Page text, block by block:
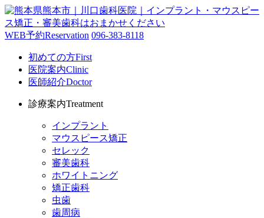
WEB予約Reservation 096-383-8118
初めての方First
医院案内Clinic
医師紹介Doctor
診療案内Treatment
インプラント
マウスピース矯正
セレック
審美歯科
ホワイトニング
矯正歯科
虫歯
歯周病